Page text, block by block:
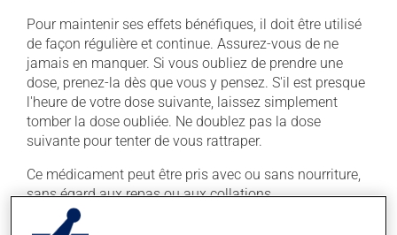
Pour maintenir ses effets bénéfiques, il doit être utilisé
de façon régulière et continue. Assurez-vous de ne
jamais en manquer. Si vous oubliez de prendre une
dose, prenez-la dès que vous y pensez. S'il est presque
l'heure de votre dose suivante, laissez simplement
tomber la dose oubliée. Ne doublez pas la dose
suivante pour tenter de vous rattraper.
Ce médicament peut être pris avec ou sans nourriture,
sans égard aux repas ou aux collations.